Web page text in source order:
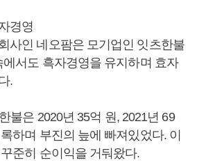
경영
사인 네오팜은 모기업인 잇츠한불
서도 흑자경영을 유지하며 효자
.
불은 2020년 35억 원, 2021년 69
하며 부진의 늪에 빠져있었다. 이
준히 순이익을 거둬왔다.